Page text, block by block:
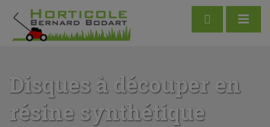
Disques à découper en
résine synthétique